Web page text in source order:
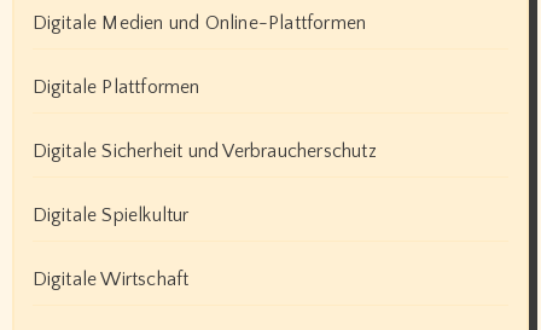
Digitale Medien und Online-Plattformen
Digitale Plattformen
Digitale Sicherheit und Verbraucherschutz
Digitale Spielkultur
Digitale Wirtschaft